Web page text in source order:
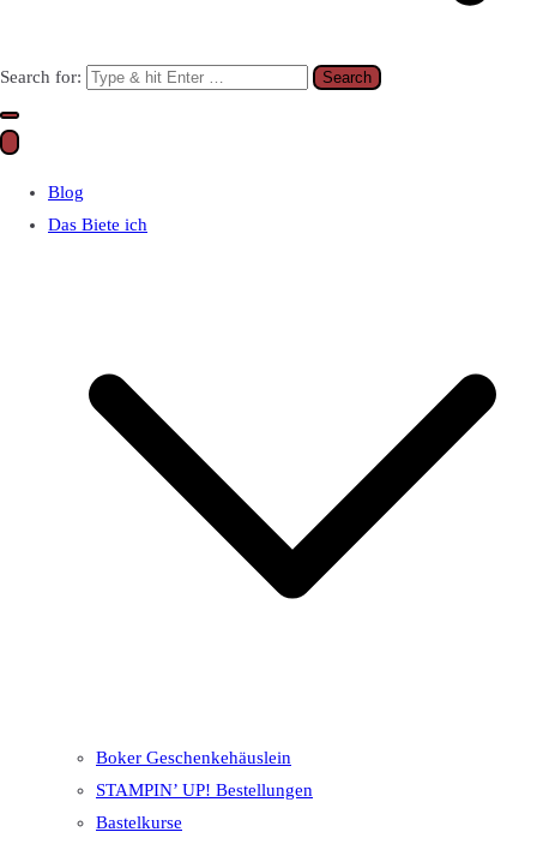
Search for:
Blog
Das Biete ich
Boker Geschenkehäuslein
STAMPIN’ UP! Bestellungen
Bastelkurse